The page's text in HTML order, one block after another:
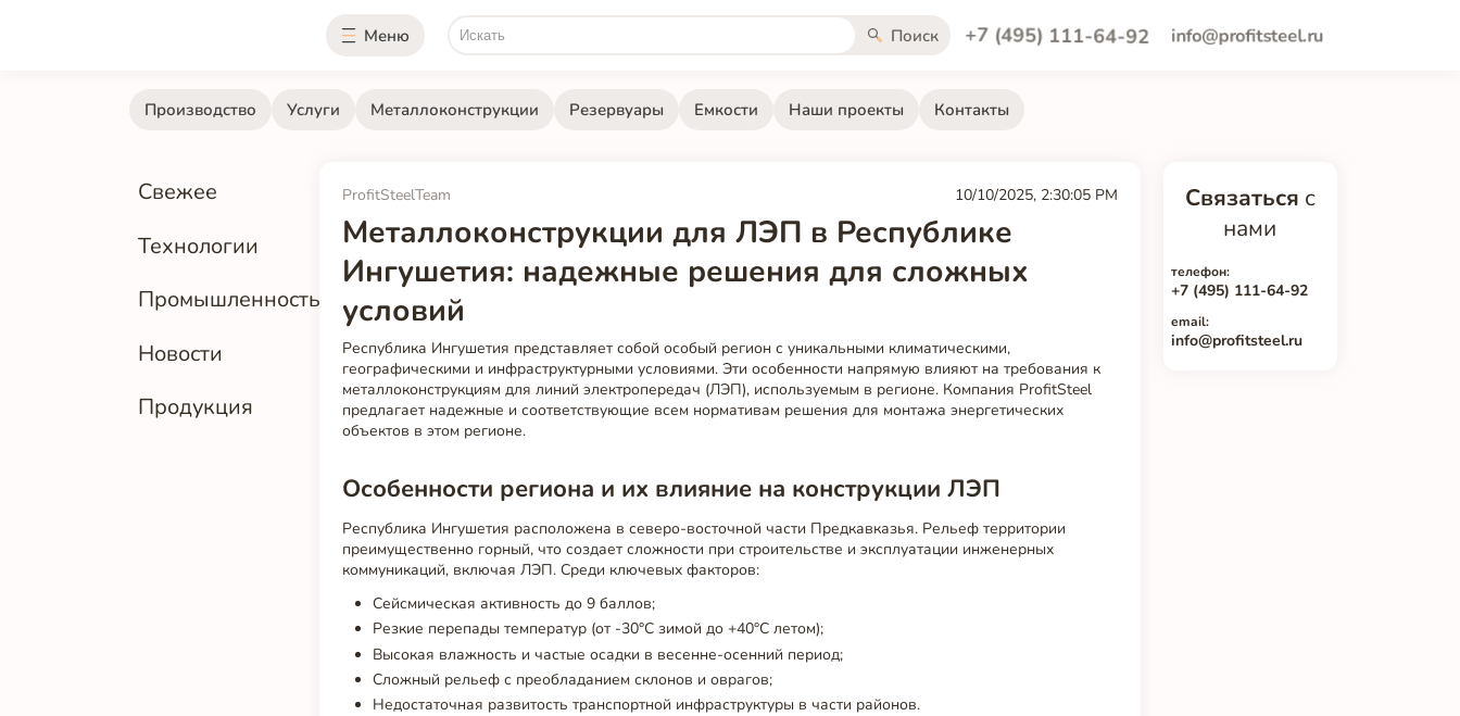
Меню Поиск +7 (495) 111-64-92 info@profitsteel.ru
Производство Услуги Металлоконструкции Резервуары Емкости Наши проекты Контакты
Свежее
Технологии
Промышленность
Новости
Продукция
ProfitSteelTeam 10/10/2025, 2:30:05 PM
Металлоконструкции для ЛЭП в Республике
Ингушетия: надежные решения для сложных
условий
Республика Ингушетия представляет собой особый регион с уникальными климатическими,
географическими и инфраструктурными условиями. Эти особенности напрямую влияют на требования к
металлоконструкциям для линий электропередач (ЛЭП), используемым в регионе. Компания ProfitSteel
предлагает надежные и соответствующие всем нормативам решения для монтажа энергетических
объектов в этом регионе.
Особенности региона и их влияние на конструкции ЛЭП
Республика Ингушетия расположена в северо-восточной части Предкавказья. Рельеф территории
преимущественно горный, что создает сложности при строительстве и эксплуатации инженерных
коммуникаций, включая ЛЭП. Среди ключевых факторов:
Сейсмическая активность до 9 баллов;
Резкие перепады температур (от -30°C зимой до +40°C летом);
Высокая влажность и частые осадки в весенне-осенний период;
Сложный рельеф с преобладанием склонов и оврагов;
Недостаточная развитость транспортной инфраструктуры в части районов.
Связаться с
нами
телефон:
+7 (495) 111-64-92
email:
info@profitsteel.ru